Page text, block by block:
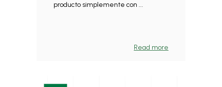
producto simplemente con ...
Read more